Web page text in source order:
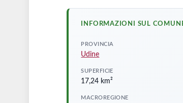
INFORMAZIONI SUL
PROVINCIA
Udine
SUPERFICIE
17,24 km²
MACROREGIONE